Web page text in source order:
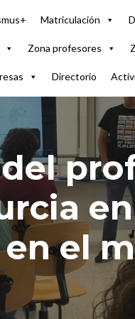
Matriculación
Zona profesores
Directorio
el